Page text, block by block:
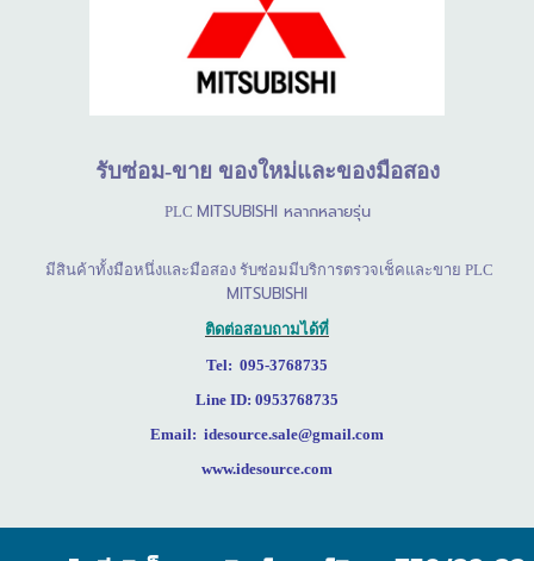
รับซ่อม-ขาย ของใหม่และของมือสอง
PLC MITSUBISHIหลากหลายรุ่น
มีสินค้าทั้งมือหนึ่งและมือสอง รับซ่อมมีบริการตรวจเช็คและขาย PLC
MITSUBISHI
ติดต่อสอบถามได้ที่
Tel: 095-3768735
Line ID: 0953768735
Email: idesource.sale@gmail.com
www.idesource.com